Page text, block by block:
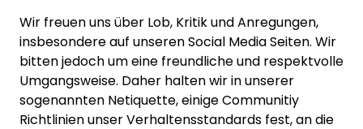
Wir freuen uns über Lob, Kritik und Anregungen,
insbesondere auf unseren Social Media Seiten. Wir
bitten jedoch um eine freundliche und respektvolle
Umgangsweise. Daher halten wir in unserer
sogenannten Netiquette, einige Communitiy
Richtlinien unser Verhaltensstandards fest, an die